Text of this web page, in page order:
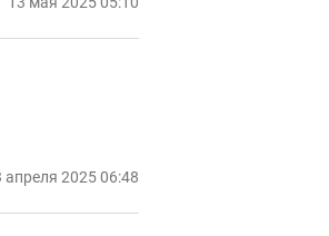
апреля 2025 06:48